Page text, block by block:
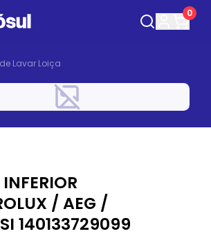
0
Lavar Loiça
/ AEG /
140133729099